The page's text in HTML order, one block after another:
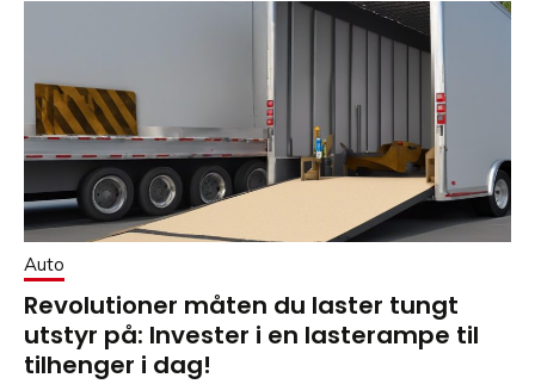
Auto
Revolutioner måten du laster tungt
utstyr på: Invester i en lasterampe til
tilhenger i dag!